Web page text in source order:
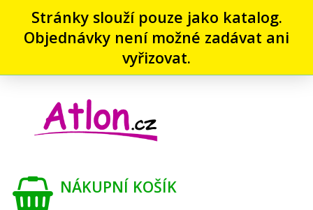
Stránky slouží pouze jako katalog.
Objednávky není možné zadávat ani
vyřizovat.
NÁKUPNÍ KOŠÍK